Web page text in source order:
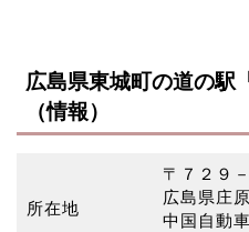
広島県東城町の道の駅
（情報）
所在地
〒７２
広島県庄
中国自動